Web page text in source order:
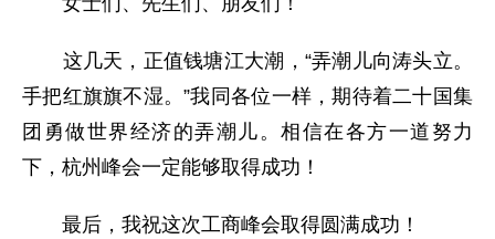
这几天，正值钱塘江大潮，“弄潮儿向涛头立。
手把红旗旗不湿。”我同各位一样，期待着二十国集
团勇做世界经济的弄潮儿。相信在各方一道努力
下，杭州峰会一定能够取得成功！
最后，我祝这次工商峰会取得圆满成功！